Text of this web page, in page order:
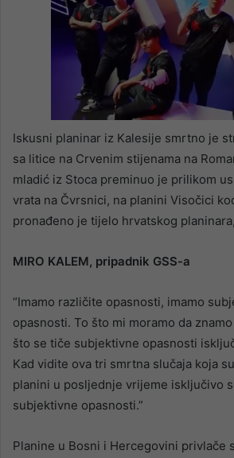
Iskusni planinar iz Kalesije smrtno je
sa litice na Crvenim stijenama na
mladić iz Stoca preminuo je prilikom
vrata na Čvrsnici, na planini Visočici
pronađeno je tijelo hrvatskog
MIRO KALEM, pripadnik GSS-a
“Imamo različite opasnosti, imamo
opasnosti. To što mi moramo da
što se tiče subjektivne opasnosti
Kad vidite ova tri smrtna slučaja koja
planini u posljednje vrijeme isključivo
subjektivne opasnosti.”
Planine u Bosni i Hercegovini privlače